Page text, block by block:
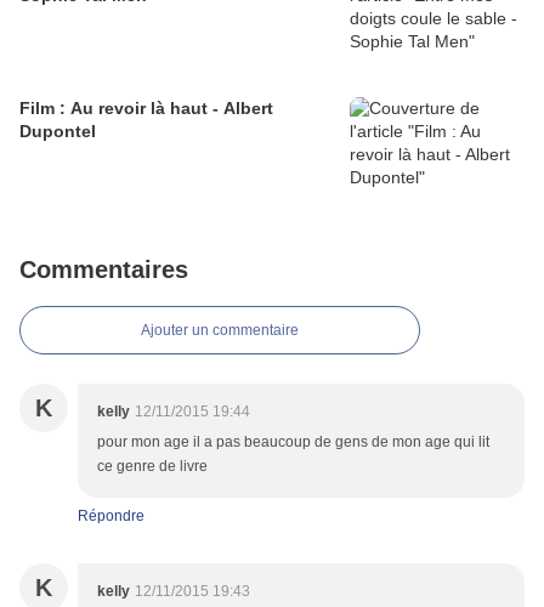
Film : Au revoir là haut - Albert
Dupontel
Commentaires
Ajouter un commentaire
K kelly 12/11/2015 19:44
pour mon age il a pas beaucoup de gens de mon age qui lit
ce genre de livre
Répondre
K kelly 12/11/2015 19:43